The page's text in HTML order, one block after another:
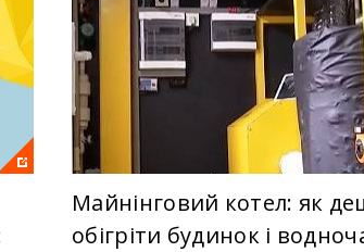
Майнінговий котел: як
обігріти будинок і